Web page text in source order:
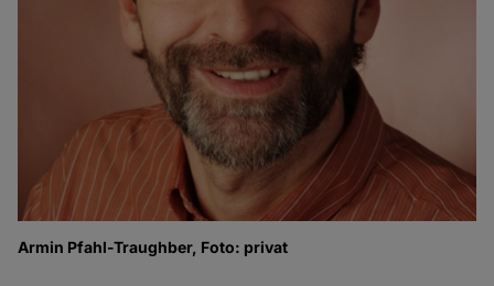
Armin Pfahl-Traughber, Foto: privat